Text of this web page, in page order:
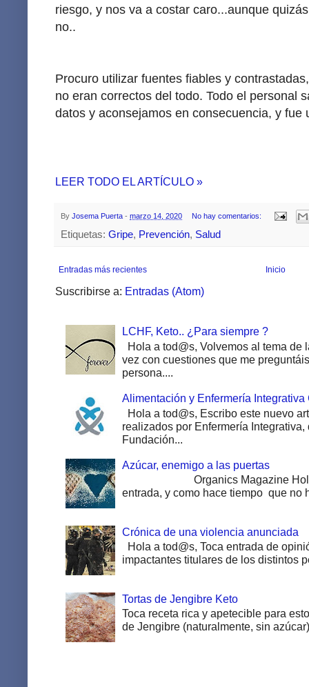
riesgo, y nos va a costar caro...aunque
no..
Procuro utilizar fuentes fiables y
no eran correctos del todo. Todo el personal
datos y aconsejamos en consecuencia, y fue
LEER TODO EL ARTÍCULO »
By Josema Puerta - marzo 14, 2020 No hay comentarios:
Etiquetas: Gripe, Prevención, Salud
Entradas más recientes Inicio
Suscribirse a: Entradas (Atom)
LCHF, Keto.. ¿Para siempre ?
Hola a tod@s, Volvemos al tema de
vez con cuestiones que me
persona....
Alimentación y Enfermería Integrativa
Hola a tod@s, Escribo este nuevo
realizados por Enfermería
Fundación...
Azúcar, enemigo a las puertas
Organics Magazine Hola a
entrada, y como hace tiempo que no
Crónica de una violencia anunciada
Hola a tod@s, Toca entrada de
impactantes titulares de los distintos
Tortas de Jengibre Keto
Toca receta rica y apetecible para
de Jengibre (naturalmente, sin